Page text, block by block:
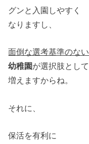
グンと入園しやすく
なりますし、
面倒な選考基準のない
幼稚園が選択肢として
増えますからね。
それに、
保活を有利に